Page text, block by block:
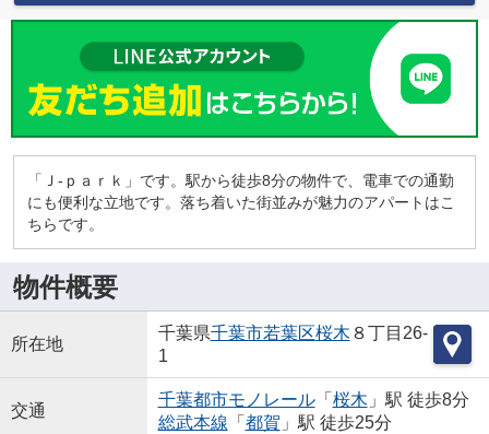
「Ｊ-ｐａｒｋ」です。駅から徒歩8分の物件で、電車での通勤
にも便利な立地です。落ち着いた街並みが魅力のアパートはこ
ちらです。
物件概要
所在地
千葉県千葉市若葉区桜木 ８丁目26-
1
交通
千葉都市モノレール「 桜木 」駅 徒歩8分
総武本線 「 都賀 」駅 徒歩25分